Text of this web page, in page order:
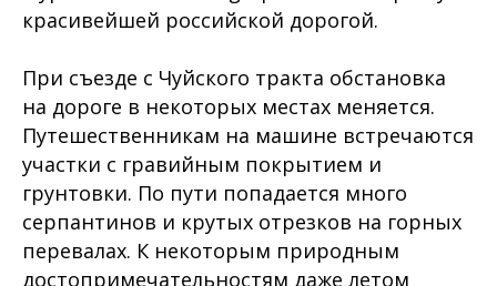
красивейшей российской дорогой.
При съезде с Чуйского тракта обстановка
на дороге в некоторых местах меняется.
Путешественникам на машине встречаются
участки с гравийным покрытием и
грунтовки. По пути попадается много
серпантинов и крутых отрезков на горных
перевалах. К некоторым природным
достопримечательностям даже летом